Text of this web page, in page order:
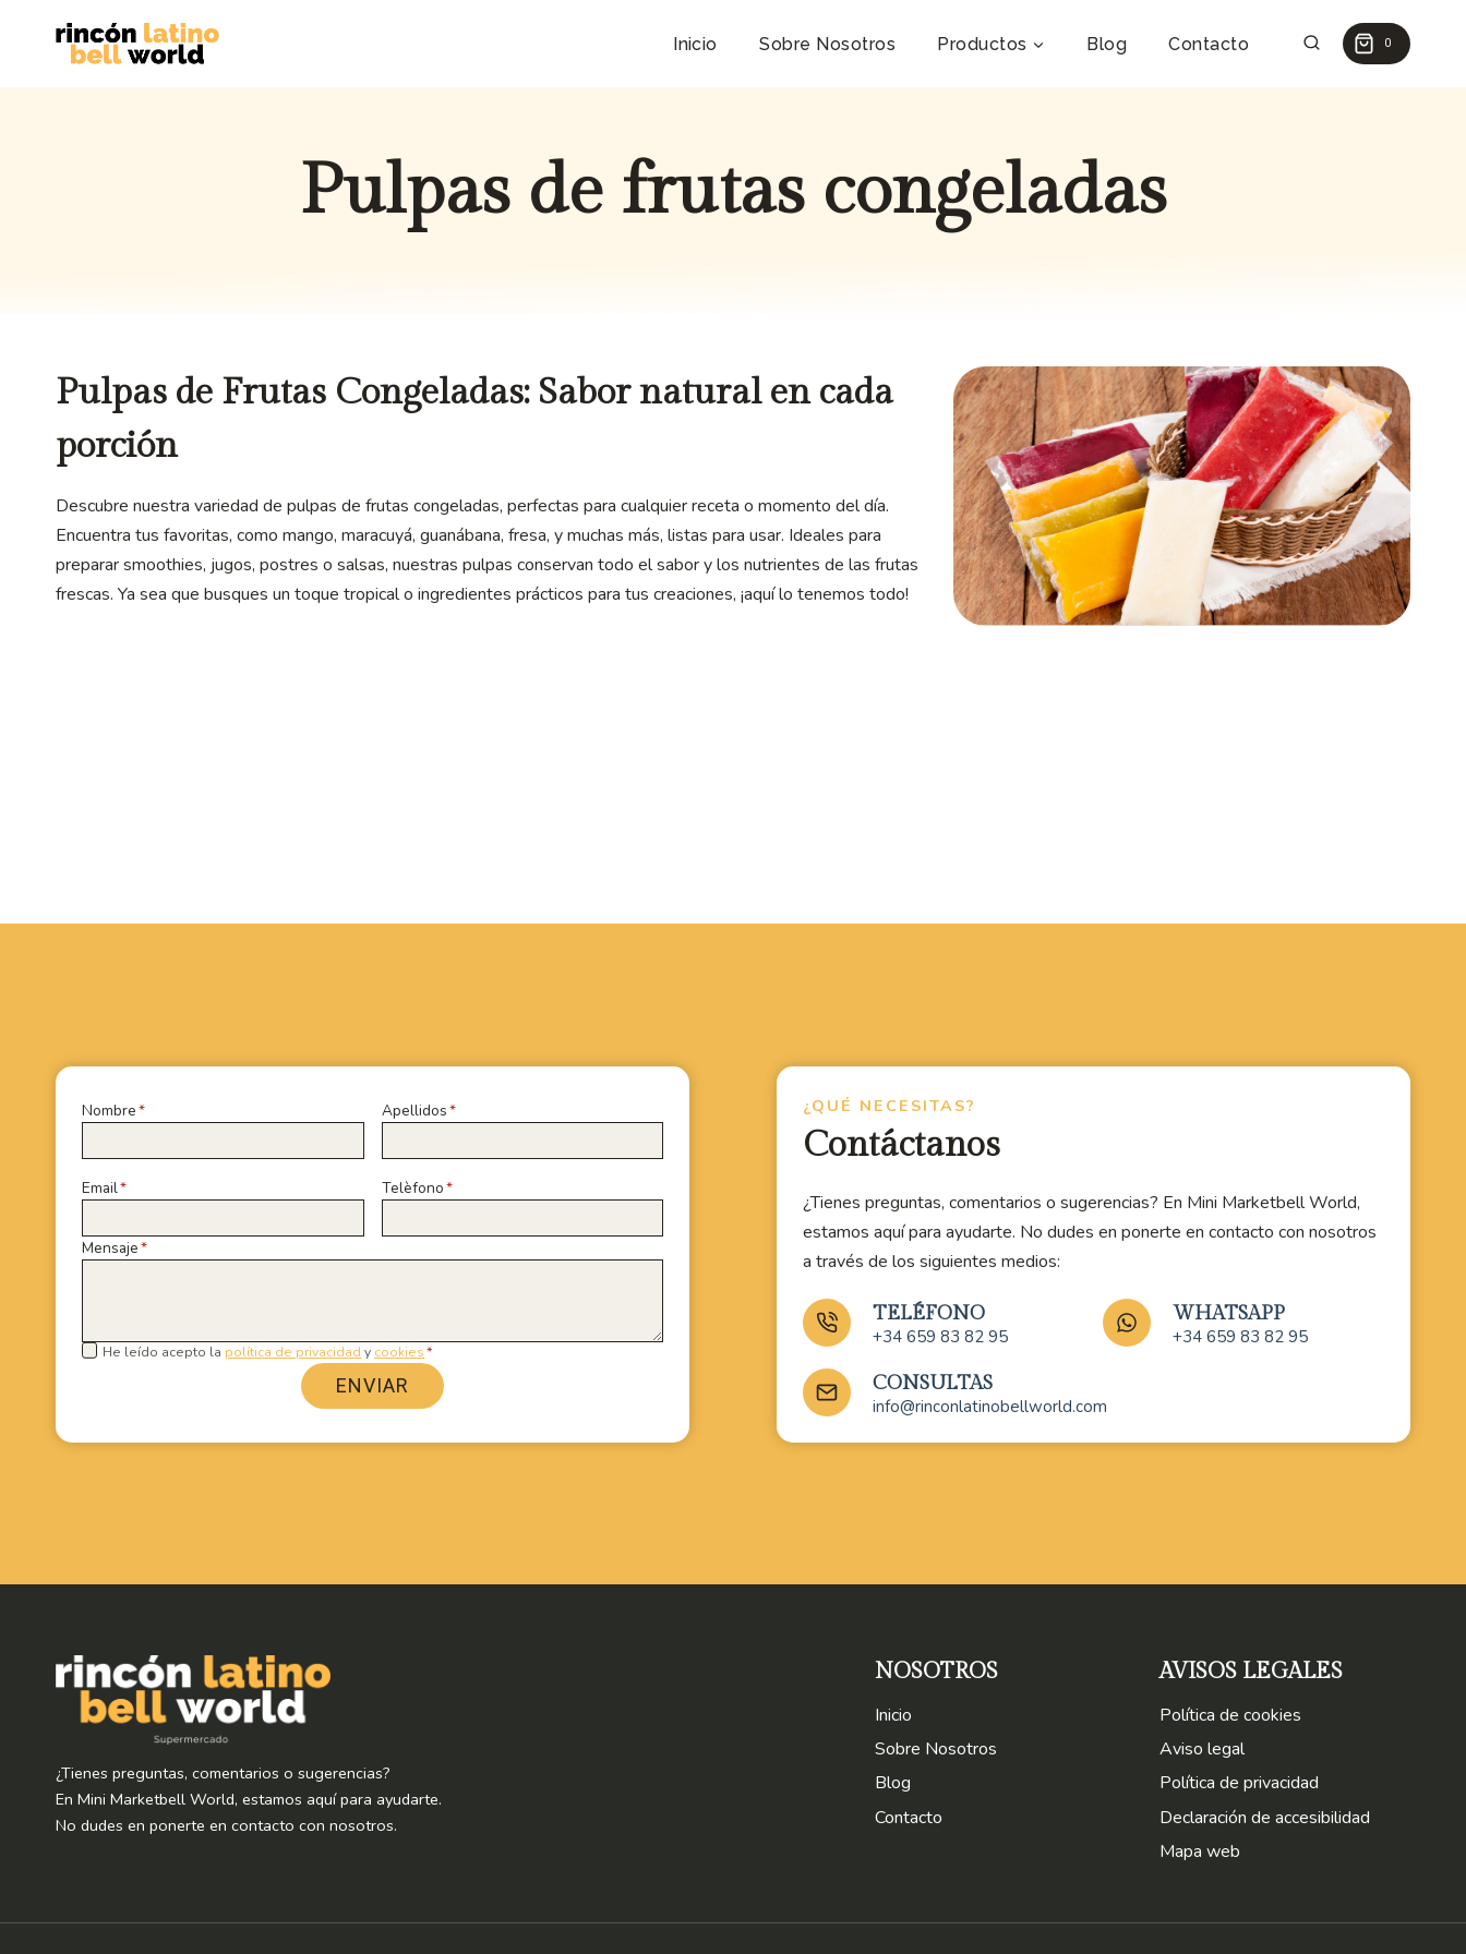
contenido
Inicio Sobre Nosotros Productos Blog Contacto 0
Pulpas de frutas congeladas
Pulpas de Frutas Congeladas: Sabor natural en cada
porción
Descubre nuestra variedad de pulpas de frutas congeladas, perfectas para cualquier receta o momento del día.
Encuentra tus favoritas, como mango, maracuyá, guanábana, fresa, y muchas más, listas para usar. Ideales para
preparar smoothies, jugos, postres o salsas, nuestras pulpas conservan todo el sabor y los nutrientes de las frutas
frescas. Ya sea que busques un toque tropical o ingredientes prácticos para tus creaciones, ¡aquí lo tenemos todo!
Nombre* Apellidos*
Email* Telèfono*
Mensaje*
He leído acepto la política de privacidad y cookies *
ENVIAR
¿QUÉ NECESITAS?
Contáctanos
¿Tienes preguntas, comentarios o sugerencias? En Mini Marketbell World,
estamos aquí para ayudarte. No dudes en ponerte en contacto con nosotros
a través de los siguientes medios:
TELÉFONO
+34 659 83 82 95
WHATSAPP
+34 659 83 82 95
CONSULTAS
info@rinconlatinobellworld.com
¿Tienes preguntas, comentarios o sugerencias?
En Mini Marketbell World, estamos aquí para ayudarte.
No dudes en ponerte en contacto con nosotros.
NOSOTROS
Inicio
Sobre Nosotros
Blog
Contacto
AVISOS LEGALES
Política de cookies
Aviso legal
Política de privacidad
Declaración de accesibilidad
Mapa web